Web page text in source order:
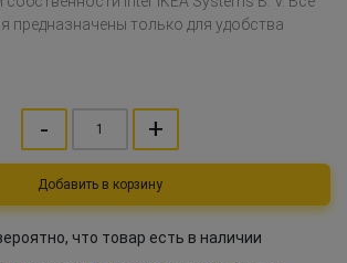
предназначены только для удобства
- +
Добавить в корзину
что товар есть в наличии